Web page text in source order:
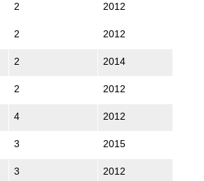
2 2012
2 2012
2 2014
2 2012
4 2012
3 2015
3 2012